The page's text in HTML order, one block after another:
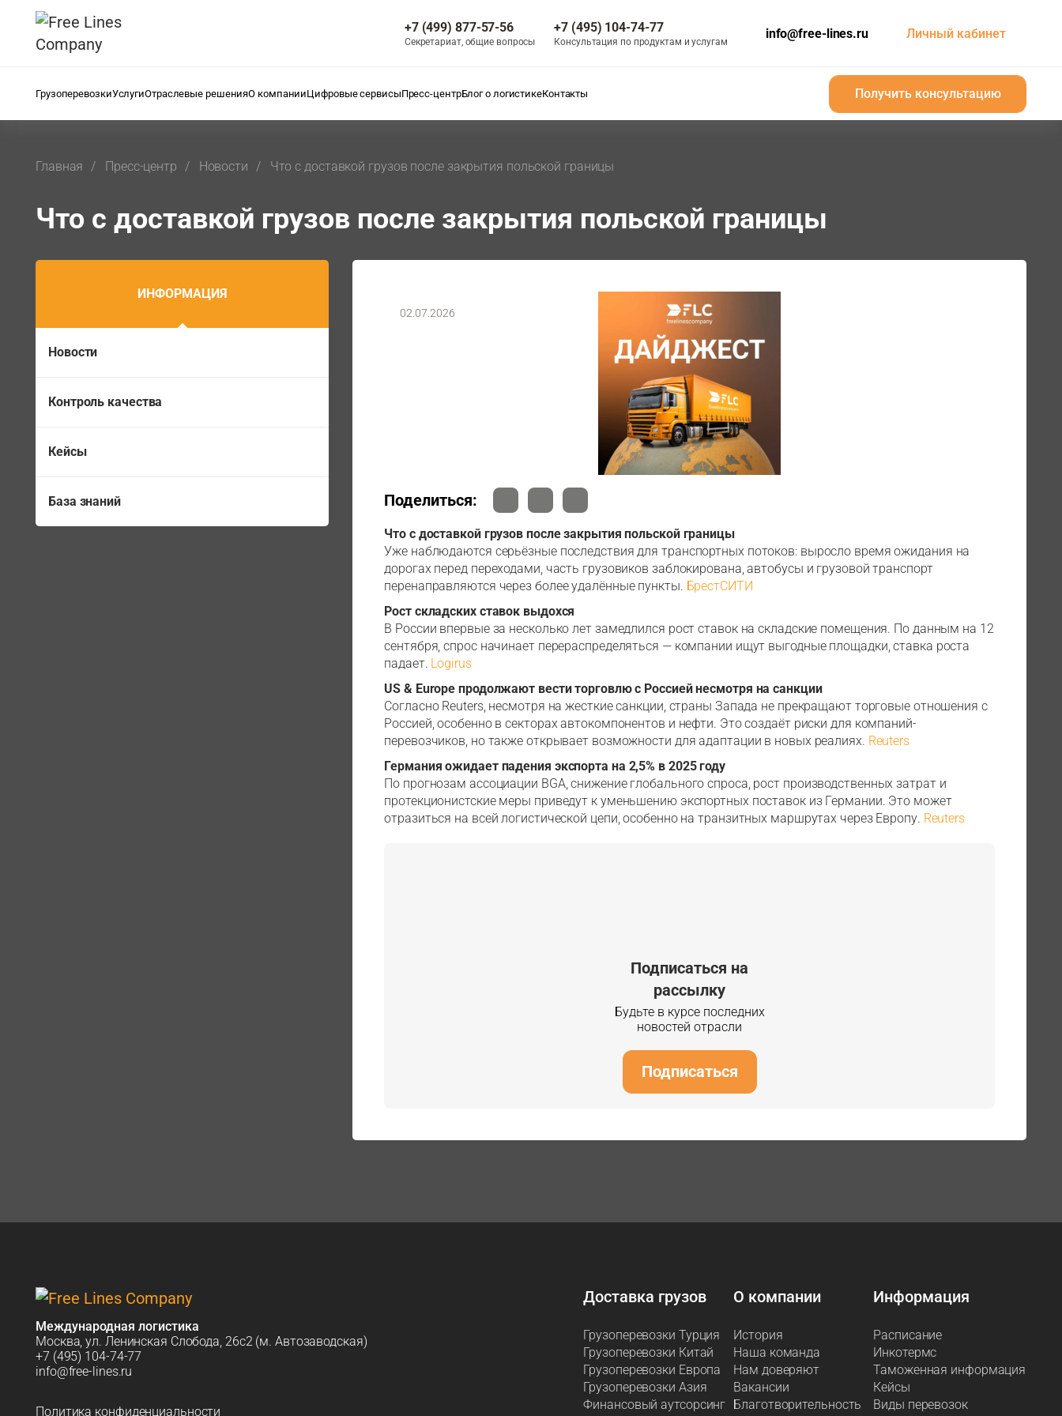
+7 (499) 877-57-56
Секретариат, общие вопросы
+7 (495) 104-74-77
Консультация по продуктам и услугам
info@free-lines.ru Личный кабинет
ГрузоперевозкиУслугиОтраслевые решенияО компанииЦифровые сервисыПресс-центрБлог о логистикеКонтакты Получить консультацию
Получить консультацию
Главная Пресс-центр Новости Что с доставкой грузов после закрытия польской границы
Что с доставкой грузов после закрытия польской границы
ИНФОРМАЦИЯ
Новости
Контроль качества
Кейсы
База знаний
02.07.2026
Поделиться:
Что с доставкой грузов после закрытия польской границы
Уже наблюдаются серьёзные последствия для транспортных потоков: выросло время ожидания на
дорогах перед переходами, часть грузовиков заблокирована, автобусы и грузовой транспорт
перенаправляются через более удалённые пункты. БрестСИТИ
Рост складских ставок выдохся
В России впервые за несколько лет замедлился рост ставок на складские помещения. По данным на 12
сентября, спрос начинает перераспределяться — компании ищут выгодные площадки, ставка роста
падает. Logirus
US & Europe продолжают вести торговлю с Россией несмотря на санкции
Согласно Reuters, несмотря на жесткие санкции, страны Запада не прекращают торговые отношения с
Россией, особенно в секторах автокомпонентов и нефти. Это создаёт риски для компаний-
перевозчиков, но также открывает возможности для адаптации в новых реалиях. Reuters
Германия ожидает падения экспорта на 2,5% в 2025 году
По прогнозам ассоциации BGA, снижение глобального спроса, рост производственных затрат и
протекционистские меры приведут к уменьшению экспортных поставок из Германии. Это может
отразиться на всей логистической цепи, особенно на транзитных маршрутах через Европу. Reuters
Подписаться на
рассылку
Будьте в курсе последних
новостей отрасли
Подписаться
Международная логистика
Москва, ул. Ленинская Слобода, 26с2 (м. Автозаводская)
+7 (495) 104-74-77
info@free-lines.ru
Политика конфиденциальности
Доставка грузов
Грузоперевозки Турция
Грузоперевозки Китай
Грузоперевозки Европа
Грузоперевозки Азия
Финансовый аутсорсинг
О компании
История
Наша команда
Нам доверяют
Вакансии
Благотворительность
Информация
Расписание
Инкотермс
Таможенная информация
Кейсы
Виды перевозок